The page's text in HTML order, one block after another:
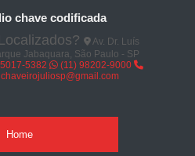
chave codificada
Av. Dr. Luís
Jabaquara, São Paulo - SP
5382
(11) 98202-9000
Home